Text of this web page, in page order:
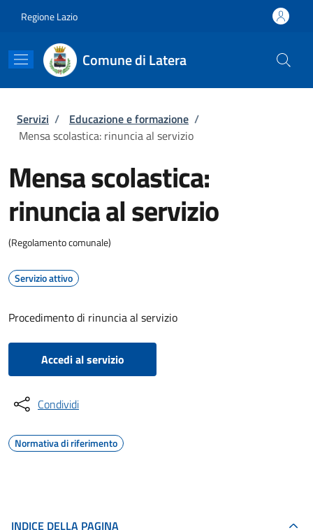
Regione Lazio
Comune di Latera
Briciole di pane
Servizi / Educazione e formazione /
Mensa scolastica: rinuncia al servizio
Mensa scolastica:
rinuncia al servizio
(Regolamento comunale)
Servizio attivo
Procedimento di rinuncia al servizio
Accedi al servizio
Condividi
Normativa di riferimento
INDICE DELLA PAGINA